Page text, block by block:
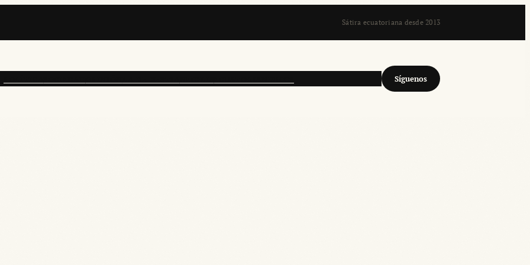
Sátira ecuatoriana desde 2013
Síguenos